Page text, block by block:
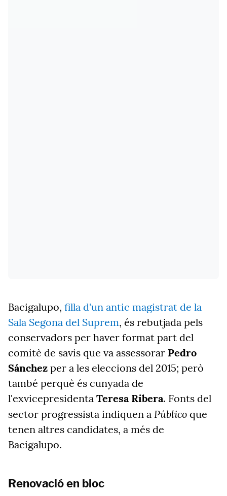
Bacigalupo, filla d'un antic magistrat de la
Sala Segona del Suprem, és rebutjada pels
conservadors per haver format part del
comitè de savis que va assessorar Pedro
Sánchez per a les eleccions del 2015; però
també perquè és cunyada de
l'exvicepresidenta Teresa Ribera. Fonts del
sector progressista indiquen a Público que
tenen altres candidates, a més de
Bacigalupo.
Renovació en bloc